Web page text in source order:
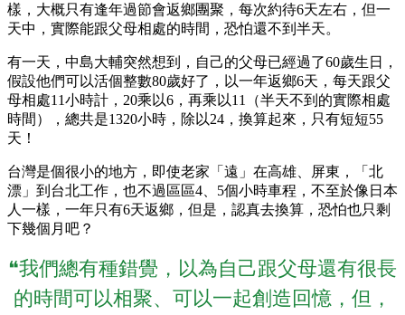
樣，大概只有逢年過節會返鄉團聚，每次約待6天左右，但一
天中，實際能跟父母相處的時間，恐怕還不到半天。
有一天，中島大輔突然想到，自己的父母已經過了60歲生日，
假設他們可以活個整數80歲好了，以一年返鄉6天，每天跟父
母相處11小時計，20乘以6，再乘以11（半天不到的實際相處
時間），總共是1320小時，除以24，換算起來，只有短短55
天！
台灣是個很小的地方，即使老家「遠」在高雄、屏東，「北
漂」到台北工作，也不過區區4、5個小時車程，不至於像日本
人一樣，一年只有6天返鄉，但是，認真去換算，恐怕也只剩
下幾個月吧？
❝我們總有種錯覺，以為自己跟父母還有很長
的時間可以相聚、可以一起創造回憶，但，